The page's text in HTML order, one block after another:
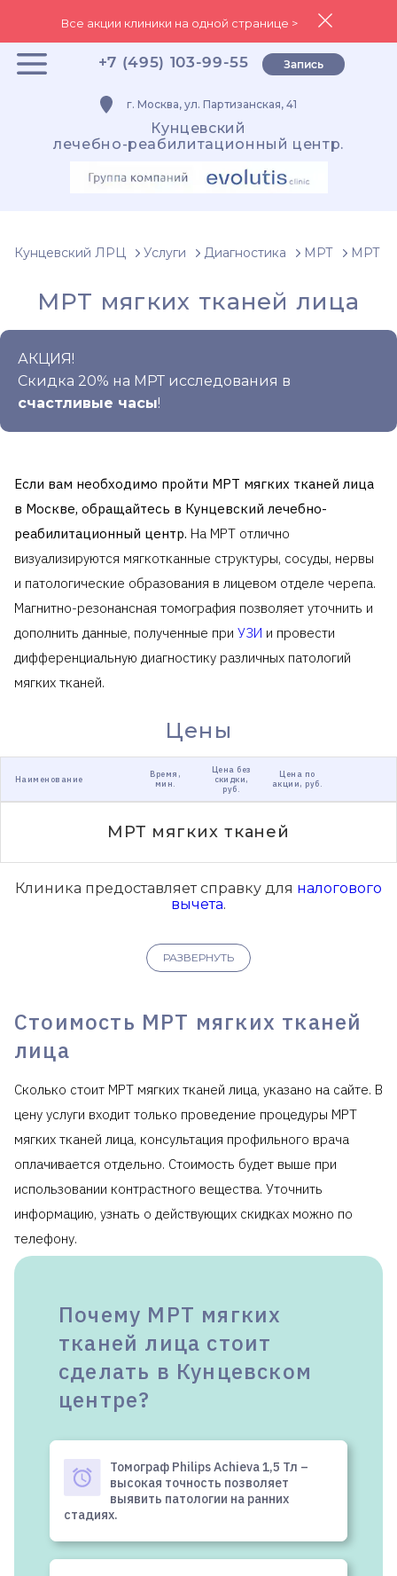
Все акции клиники на одной странице >
+7 (495) 103-99-55 Запись
г. Москва, ул. Партизанская, 41
Кунцевский
лечебно-реабилитационный центр.
Кунцевский ЛРЦ Услуги Диагностика МРТ МРТ
МРТ мягких тканей лица
АКЦИЯ!
Скидка 20% на МРТ исследования в
счастливые часы!
Если вам необходимо пройти МРТ мягких тканей лица
в Москве, обращайтесь в Кунцевский лечебно-
реабилитационный центр. На МРТ отлично
визуализируются мягкотканные структуры, сосуды, нервы
и патологические образования в лицевом отделе черепа.
Магнитно-резонансная томография позволяет уточнить и
дополнить данные, полученные при УЗИ и провести
дифференциальную диагностику различных патологий
мягких тканей.
Цены
Наименование
Время,
мин.
Цена без
скидки,
руб.
Цена по
акции, руб.
МРТ мягких тканей
Клиника предоставляет справку для налогового
вычета.
РАЗВЕРНУТЬ
Стоимость МРТ мягких тканей
лица
Сколько стоит МРТ мягких тканей лица, указано на сайте. В
цену услуги входит только проведение процедуры МРТ
мягких тканей лица, консультация профильного врача
оплачивается отдельно. Стоимость будет выше при
использовании контрастного вещества. Уточнить
информацию, узнать о действующих скидках можно по
телефону.
Почему МРТ мягких
тканей лица стоит
сделать в Кунцевском
центре?
Томограф Philips Achieva 1,5 Тл –
высокая точность позволяет
выявить патологии на ранних
стадиях.